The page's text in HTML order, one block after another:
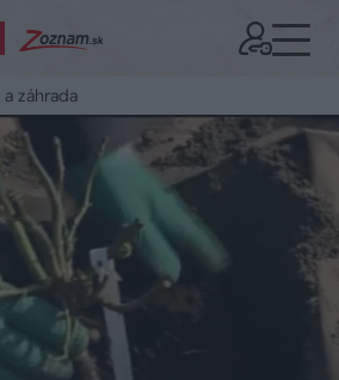
záhrada